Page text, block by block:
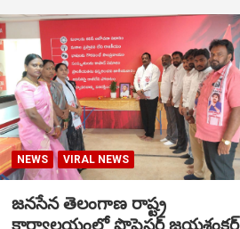
NEWS VIRAL NEWS
జనసేన తెలంగాణ రాష్ట్ర
కార్యాలయంలో ప్రొఫెసర్ జయశంకర్